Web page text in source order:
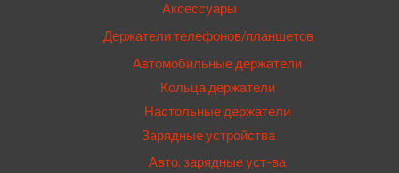
Аксессуары
Держатели телефонов/планшетов
Автомобильные держатели
Кольца держатели
Настольные держатели
Зарядные устройства
Авто. зарядные уст-ва